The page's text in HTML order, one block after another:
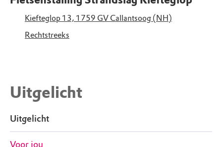
Kiefteglop 13, 1759 GV Callantsoog (NH)
Rechtstreeks
Uitgelicht
Uitgelicht
Voor jou